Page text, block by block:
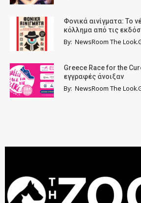
Φονικά αινίγματα: Το
κόλλημα από τις
By: NewsRoom The
Greece Race for the
εγγραφές άνοιξαν
By: NewsRoom The